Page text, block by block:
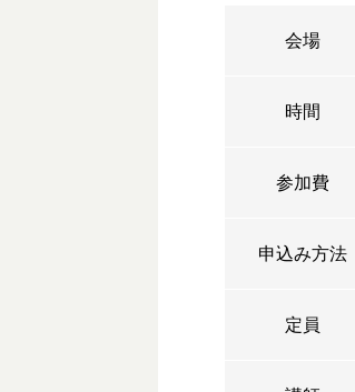
会場
時間
参加費
申込み方法
定員